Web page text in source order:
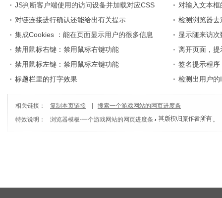
JS判断客户端使用的访问设备并加载对应CSS
对输入文本
对链连接进行确认还能给出有关提示
检测浏览器去
集成Cookies ：能在页面显示用户的很多信息
显示随来访次
禁用鼠标右键：禁用鼠标右键功能
离开页面，
禁用鼠标左键：禁用鼠标左键功能
签名提示程
语
标题栏里的打字效果 检测出用户
相关链接： 复制本页链接
搜索一个游戏网站的网页进度条
特效说明：
浏览器模板-一个游戏网站的网页进度条 。